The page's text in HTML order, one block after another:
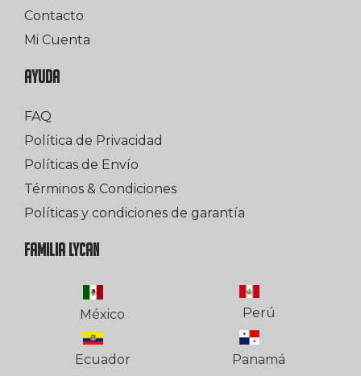
Contacto
Mi Cuenta
AYUDA
FAQ
Política de Privacidad
Políticas de Envío
Términos & Condiciones
Políticas y condiciones de garantía
FAMILIA LYCAN
México
Ecuador
Perú
Panamá